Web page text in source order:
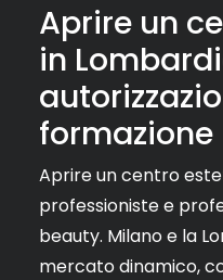
Aprire un
in
formazione
Aprire un centro
professioniste e
beauty. Milano e la
mercato dinamico,